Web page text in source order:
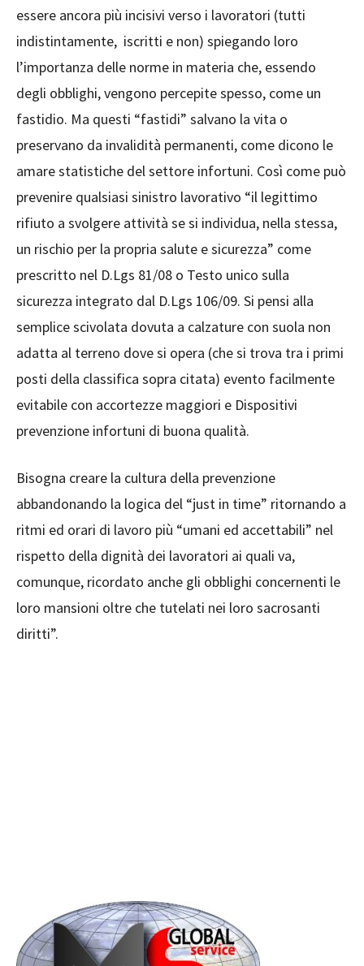
essere ancora più incisivi verso i lavoratori (tutti
indistintamente, iscritti e non) spiegando loro
l’importanza delle norme in materia che, essendo
degli obblighi, vengono percepite spesso, come un
fastidio. Ma questi “fastidi” salvano la vita o
preservano da invalidità permanenti, come dicono le
amare statistiche del settore infortuni. Così come può
prevenire qualsiasi sinistro lavorativo “il legittimo
rifiuto a svolgere attività se si individua, nella stessa,
un rischio per la propria salute e sicurezza” come
prescritto nel D.Lgs 81/08 o Testo unico sulla
sicurezza integrato dal D.Lgs 106/09. Si pensi alla
semplice scivolata dovuta a calzature con suola non
adatta al terreno dove si opera (che si trova tra i primi
posti della classifica sopra citata) evento facilmente
evitabile con accortezze maggiori e Dispositivi
prevenzione infortuni di buona qualità.
Bisogna creare la cultura della prevenzione
abbandonando la logica del “just in time” ritornando a
ritmi ed orari di lavoro più “umani ed accettabili” nel
rispetto della dignità dei lavoratori ai quali va,
comunque, ricordato anche gli obblighi concernenti le
loro mansioni oltre che tutelati nei loro sacrosanti
diritti”.